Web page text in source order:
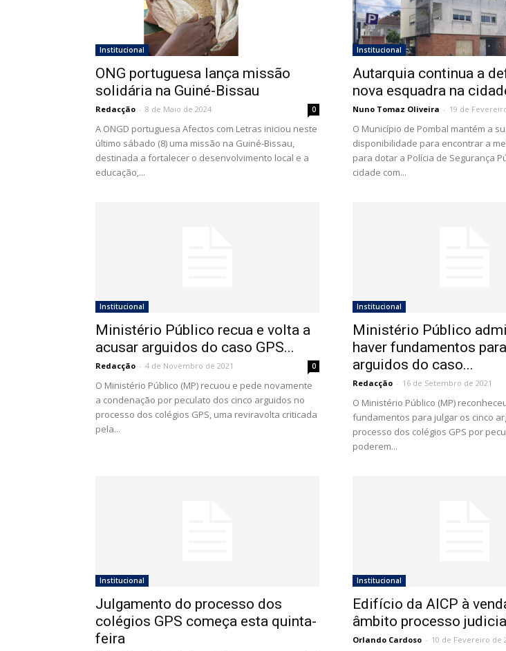
Institucional
ONG portuguesa lança missão
solidária na Guiné-Bissau
Redacção - 8 de Maio de 2024 0
A ONGD portuguesa Afectos com Letras iniciou neste
último sábado (8) uma missão na Guiné-Bissau,
destinada a fortalecer o desenvolvimento local e a
educação,...
Institucional
Autarquia continua a
nova esquadra na
Nuno Tomaz Oliveira - 19 de
O Município de Pombal mantém a
disponibilidade para encontrar a
para dotar a Polícia de Segurança
cidade com...
Institucional
Ministério Público recua e volta a
acusar arguidos do caso GPS...
Redacção - 4 de Novembro de 2021 0
O Ministério Público (MP) recuou e pede novamente
a condenação por peculato dos cinco arguidos no
processo dos colégios GPS, uma reviravolta criticada
pela...
Institucional
Ministério Público
haver fundamentos
arguidos do caso...
Redacção - 16 de Setembro de 2021
O Ministério Público (MP)
fundamentos para julgar os cinco
processo dos colégios GPS por
poderem...
Institucional
Julgamento do processo dos
colégios GPS começa esta quinta-
feira
Institucional
Edifício da AICP à
âmbito processo
Orlando Cardoso - 10 de Fevereiro de